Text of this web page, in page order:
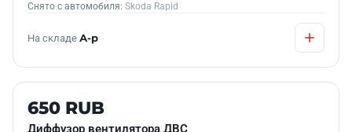
Снято с автомобиля: Skoda Rapid
На складе А-р
Б/У В НАЛИЧИИ
650 RUB
Диффузор вентилятора ДВС